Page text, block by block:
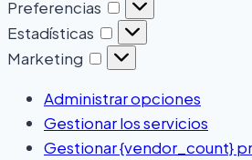
Preferencias
Estadísticas
Marketing
Administrar opciones
Gestionar los servicios
Gestionar {vendor_count}